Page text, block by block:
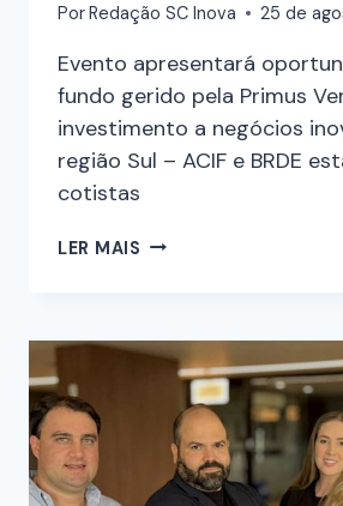
PorRedação SC Inova 25 de
Evento apresentará
fundo gerido pela Primus
investimento a negócios
região Sul – ACIF e BRDE
cotistas
LER MAIS